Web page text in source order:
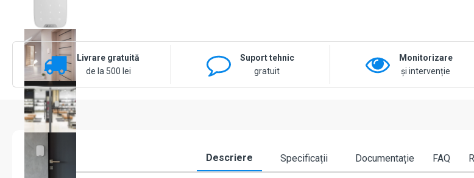
Livrare gratuită
de la 500 lei
Suport tehnic
gratuit
Monitorizare
și intervenție
Descriere Specificații Documentație FAQ